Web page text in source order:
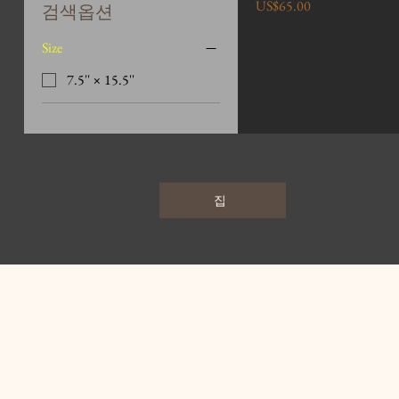
검색옵션
Size
7.5'' × 15.5''
가격
US$65.00
집